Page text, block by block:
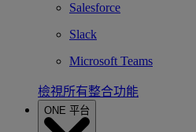
Salesforce
Slack
Microsoft Teams
檢視所有整合功能
ONE 平台